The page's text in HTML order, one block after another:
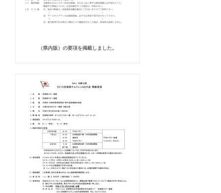
（県内版）の要項を掲載しました。